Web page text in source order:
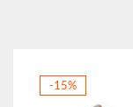
-15%